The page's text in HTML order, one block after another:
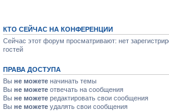
КТО СЕЙЧАС НА КОНФЕРЕНЦИИ
Сейчас этот форум просматривают: нет
гостей
ПРАВА ДОСТУПА
Вы не можете начинать темы
Вы не можете отвечать на сообщения
Вы не можете редактировать свои сообщения
Вы не можете удалять свои сообщения